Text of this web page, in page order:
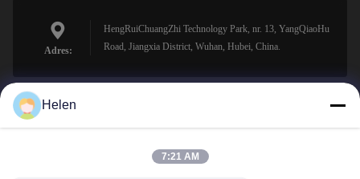
Adres:
HengRuiChuangZhi Technology Park, nr. 13, YangQiaoHu
Road, Jiangxia District, Wuhan, Hubei, China.
sales@perfectlaser.net
Helen
7:21 AM